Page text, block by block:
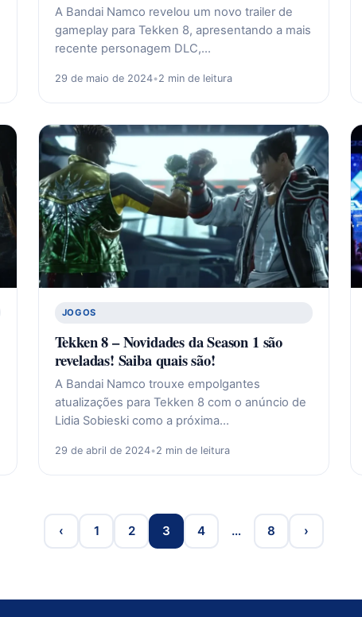
A Bandai Namco revelou um novo trailer de
gameplay para Tekken 8, apresentando a mais
recente personagem DLC,…
29 de maio de 2024•2 min de leitura
JOGOS
Tekken 8 – Novidades da Season 1 são
reveladas! Saiba quais são!
A Bandai Namco trouxe empolgantes
atualizações para Tekken 8 com o anúncio de
Lidia Sobieski como a próxima…
29 de abril de 2024•2 min de leitura
‹ 1 2 3 4 … 8 ›